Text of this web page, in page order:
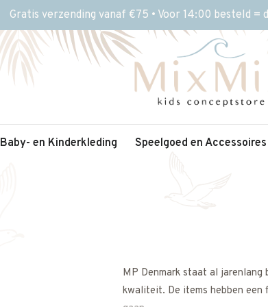
Gratis verzending vanaf €75 • Voor 14:00 besteld =
Baby- en Kinderkleding Speelgoed en Accessoires
MP Denmark staat al jarenlang
kwaliteit. De items hebben een